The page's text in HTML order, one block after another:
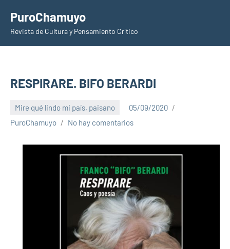
contenido
PuroChamuyo
Revista de Cultura y Pensamiento Crítico
RESPIRARE. BIFO BERARDI
Mire qué lindo mi país, paisano
05/09/2020
PuroChamuyo
No hay comentarios